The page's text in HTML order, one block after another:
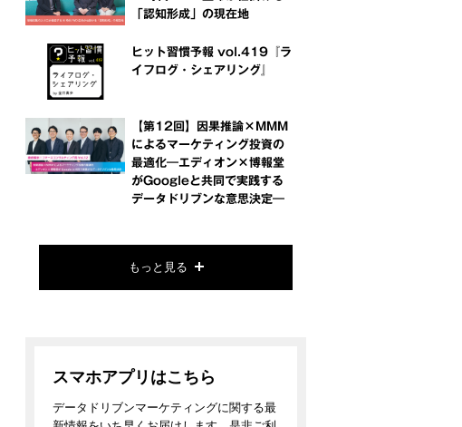
「認知形成」の現在地
ヒット習慣予報 vol.419『ラ
イフログ・シェアリング』
【第12回】因果推論×MMM
によるマーケティング投資の
最適化―エディオン×博報堂
がGoogleと共同で実践する
データドリブンな意思決定―
もっと見る
スマホアプリはこちら
データドリブンマーケティングに関する最